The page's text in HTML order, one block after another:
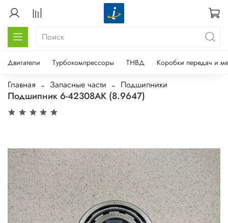
Двигатели Турбокомпрессоры ТНВД Коробки передач и
Главная Запасные части Подшипники
Подшипник 6-42308АК (8.9647)